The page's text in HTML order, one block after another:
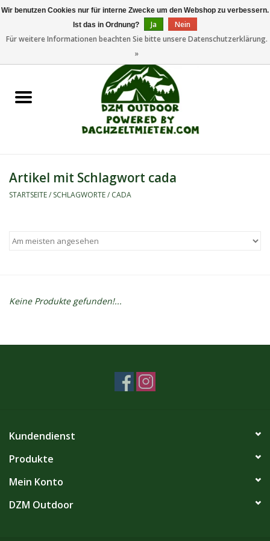
Dachzeltanhänger
Camping/Outdoor
Kontakt
Artikel mit Schlagwort cada
STARTSEITE/ SCHLAGWORTE/ CADA
Keine Produkte gefunden!...
Kundendienst
Produkte
Mein Konto
DZM Outdoor
Wir benutzen Cookies nur für interne Zwecke um den Webshop zu verbessern.
Ist das in Ordnung?
Ja
Nein
Für weitere Informationen beachten Sie bitte unsere Datenschutzerklärung.
»